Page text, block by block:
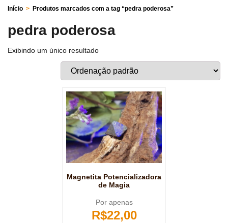
Início > Produtos marcados com a tag “pedra poderosa”
pedra poderosa
Exibindo um único resultado
Magnetita Potencializadora
de Magia
Por apenas
R$22,00